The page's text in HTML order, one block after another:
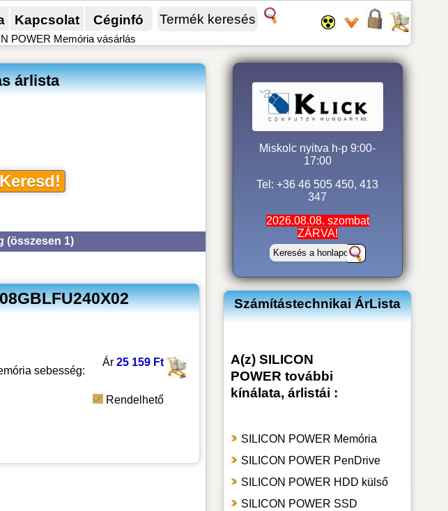
Kapcsolat Céginfó
POWER Memória vásárlás
árlista
(összesen 1)
sebesség:
Ár 25 159 Ft
Rendelhető
Miskolc nyitva h-p 9:00-
17:00
Tel: +36 46 505 450, 413
347
2026.08.08. szombat
ZÁRVA!
Számítástechnikai ÁrLista
A(z) SILICON
POWER további
kínálata, árlistái :
SILICON POWER Memória
SILICON POWER PenDrive
SILICON POWER HDD külső
SILICON POWER SSD